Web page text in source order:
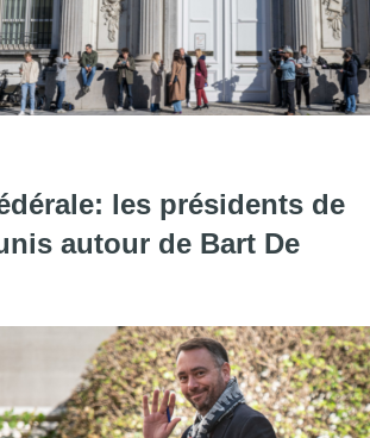
l'article "Formation fédérale :
les présidents de
autour de Bart De